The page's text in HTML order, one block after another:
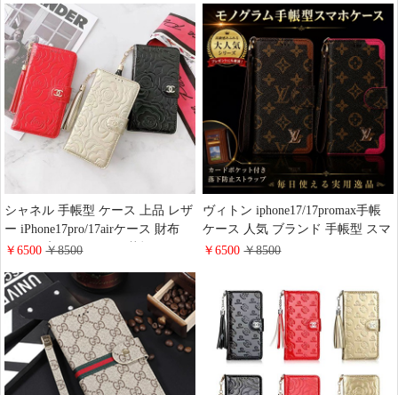
iphone8 plusケース ストラップ付
き レザー
7s プラス カバー コーチ 男女兼用
iphone6splusケース ストラップ付
き レザー coach アイフォン8カバ
ー カード入れ 人気通販
シャネル 手帳型 ケース 上品 レザ
ー iPhone17pro/17airケース 財布
カード 入れ カメリア 花柄 かわい
16promax/16手帳ケース スタンド
機能 携帯ケース ハイ ブランド
iphone15pro/14/13ケース レディー
ス 超人気【佐川急便】
￥6500￥8500
ヴィトン iphone17/17promax手帳
ケース 人気 ブランド 手帳型 スマ
ホ ケース コピー LV
ス アイフォン15/14/13/12ケース
ポルトフォイユ・ヴィクトリーヌ
￥6500￥8500